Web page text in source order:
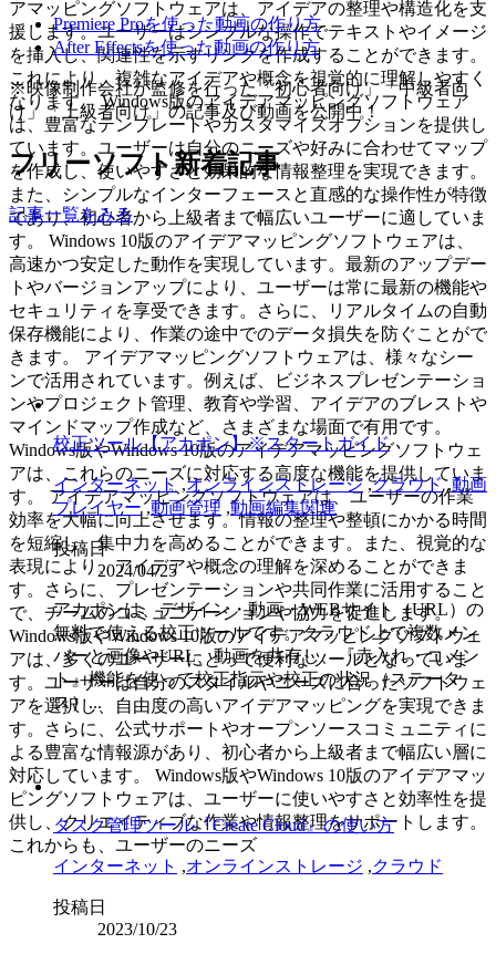
アマッピングソフトウェアは、アイデアの整理や構造化を支
援します。ユーザーはシンプルな操作でテキストやイメージ
を挿入し、関連性を示すリンクを作成することができます。
これにより、複雑なアイデアや概念を視覚的に理解しやすく
なります。 Windows版のアイデアマッピングソフトウェア
は、豊富なテンプレートやカスタマイズオプションを提供し
ています。ユーザーは自分のニーズや好みに合わせてマップ
を作成し、使いやすさと効果的な情報整理を実現できます。
また、シンプルなインターフェースと直感的な操作性が特徴
であり、初心者から上級者まで幅広いユーザーに適していま
す。 Windows 10版のアイデアマッピングソフトウェアは、
高速かつ安定した動作を実現しています。最新のアップデー
トやバージョンアップにより、ユーザーは常に最新の機能や
セキュリティを享受できます。さらに、リアルタイムの自動
保存機能により、作業の途中でのデータ損失を防ぐことがで
きます。 アイデアマッピングソフトウェアは、様々なシー
ンで活用されています。例えば、ビジネスプレゼンテーショ
ンやプロジェクト管理、教育や学習、アイデアのブレストや
マインドマップ作成など、さまざまな場面で有用です。
Windows版やWindows 10版のアイデアマッピングソフトウェ
アは、これらのニーズに対応する高度な機能を提供していま
す。 アイデアマッピングソフトウェアは、ユーザーの作業
効率を大幅に向上させます。情報の整理や整頓にかかる時間
を短縮し、集中力を高めることができます。また、視覚的な
表現により、アイデアや概念の理解を深めることができま
す。さらに、プレゼンテーションや共同作業に活用すること
で、チームのコミュニケーションや協力を促進します。
Windows版やWindows 10版のアイデアマッピングソフトウェ
アは、多くのユーザーにとって便利なツールとなっていま
す。ユーザーは自分のスタイルやニーズに合ったソフトウェ
アを選択し、自由度の高いアイデアマッピングを実現できま
す。さらに、公式サポートやオープンソースコミュニティに
よる豊富な情報源があり、初心者から上級者まで幅広い層に
対応しています。 Windows版やWindows 10版のアイデアマッ
ピングソフトウェアは、ユーザーに使いやすさと効率性を提
供し、クリエイティブな作業や情報整理をサポートします。
これからも、ユーザーのニーズ
Premiere Proを使った動画の作り方
After Effectsを使った動画の作り方
※映像制作会社が監修を行った「初心者向け」「中級者向
け」「上級者向け」の記事及び動画を公開中！
フリーソフト新着記事
記事一覧をみる
校正ツール【アカポン】※スタートガイド
インターネット ,オンラインストレージ ,クラウド,動画
プレイヤー,動画管理 ,動画編集関連
投稿日
2024/04/25
アカポンは、デザイン・動画・WEBサイト（URL）の
無料で使える校正ツールです。クラウド上で複数メン
バーと画像やURL、動画を共有し、『赤入れ・コメン
ト』機能を使って校正指示や校正の状況（ステータ
ス）...
タスク管理ツール『Create Cloud』の使い方
インターネット ,オンラインストレージ ,クラウド
投稿日
2023/10/23